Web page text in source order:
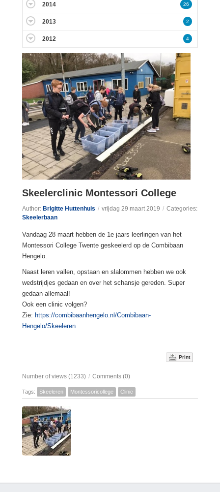
Skeelerclinic Montessori College
Author: Brigitte Huttenhuis / vrijdag 29 maart 2019 / Categories:
Skeelerbaan
Vandaag 28 maart hebben de 1e jaars leerlingen van het
Montessori College Twente geskeelerd op de Combibaan
Hengelo.
Naast leren vallen, opstaan en slalommen hebben we ook
wedstrijdjes gedaan en over het schansje gereden. Super
gedaan allemaal!
Ook een clinic volgen?
Zie: https://combibaanhengelo.nl/Combibaan-
Hengelo/Skeeleren
Print
Number of views (1233) / Comments (0)
Tags: Skeeleren Montessoricollege Clinic
2014 26
2013 2
2012 4